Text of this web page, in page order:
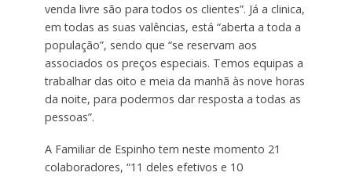
venda livre são para todos os clientes”. Já a clinica,
em todas as suas valências, está “aberta a toda a
população”, sendo que “se reservam aos
associados os preços especiais. Temos equipas a
trabalhar das oito e meia da manhã às nove horas
da noite, para podermos dar resposta a todas as
pessoas”.
A Familiar de Espinho tem neste momento 21
colaboradores, “11 deles efetivos e 10